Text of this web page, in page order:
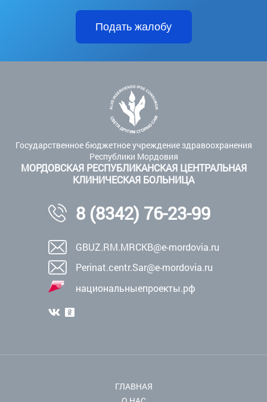
Подать жалобу
Государственное бюджетное учреждение здравоохранения
Республики Мордовия
МОРДОВСКАЯ РЕСПУБЛИКАНСКАЯ ЦЕНТРАЛЬНАЯ
КЛИНИЧЕСКАЯ БОЛЬНИЦА
8 (8342) 76-23-99
GBUZ.RM.MRCKB@e-mordovia.ru
Perinat.centr.Sar@e-mordovia.ru
национальныепроекты.рф
ГЛАВНАЯ